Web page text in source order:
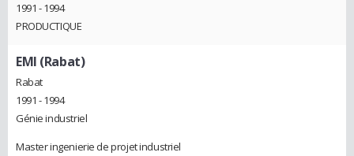
1991 - 1994
PRODUCTIQUE
EMI (Rabat)
Rabat
1991 - 1994
Génie industriel
Master ingenierie de projet industriel